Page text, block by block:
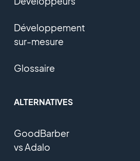
Développement
sur-mesure
Glossaire
ALTERNATIVES
GoodBarber
vs Adalo